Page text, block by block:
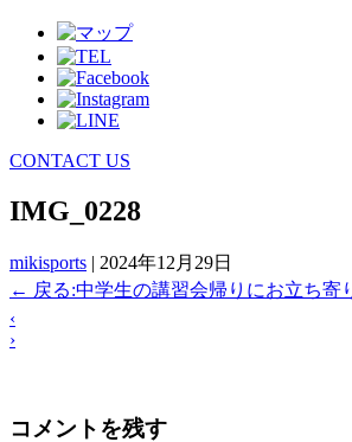
CONTACT US
IMG_0228
mikisports | 2024年12月29日
← 戻る:中学生の講習会帰りにお立ち
‹
›
コメントを残す